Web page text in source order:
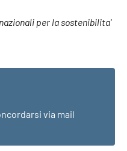
per la sostenibilita'
via mail